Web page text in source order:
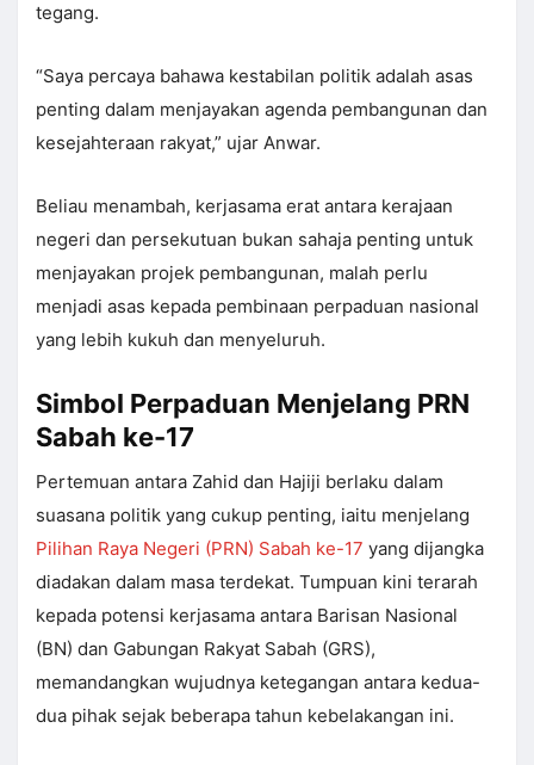
tegang.
“Saya percaya bahawa kestabilan politik adalah asas
penting dalam menjayakan agenda pembangunan dan
kesejahteraan rakyat,” ujar Anwar.
Beliau menambah, kerjasama erat antara kerajaan
negeri dan persekutuan bukan sahaja penting untuk
menjayakan projek pembangunan, malah perlu
menjadi asas kepada pembinaan perpaduan nasional
yang lebih kukuh dan menyeluruh.
Simbol Perpaduan Menjelang PRN
Sabah ke-17
Pertemuan antara Zahid dan Hajiji berlaku dalam
suasana politik yang cukup penting, iaitu menjelang
Pilihan Raya Negeri (PRN) Sabah ke-17 yang dijangka
diadakan dalam masa terdekat. Tumpuan kini terarah
kepada potensi kerjasama antara Barisan Nasional
(BN) dan Gabungan Rakyat Sabah (GRS),
memandangkan wujudnya ketegangan antara kedua-
dua pihak sejak beberapa tahun kebelakangan ini.